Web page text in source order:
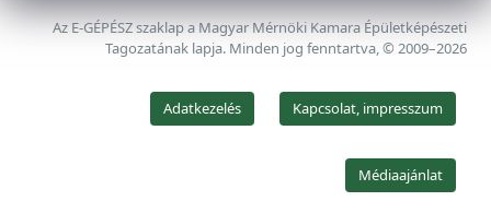
Az E-GÉPÉSZ szaklap a Magyar Mérnöki Kamara Épületképészeti
Tagozatának lapja. Minden jog fenntartva, © 2009–2026
Adatkezelés Kapcsolat, impresszum
Médiaajánlat